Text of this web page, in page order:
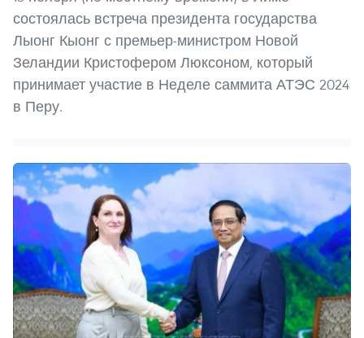
состоялась встреча президента государства
Лыонг Кыонг с премьер-министром Новой
Зеландии Кристофером Люксоном, который
принимает участие в Неделе саммита АТЭС 2024
в Перу.